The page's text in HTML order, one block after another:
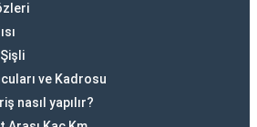
ve Kadrosu
nasıl yapılır?